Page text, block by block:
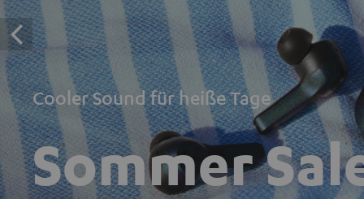
Cooler Sound für heiße Tage
Sommer